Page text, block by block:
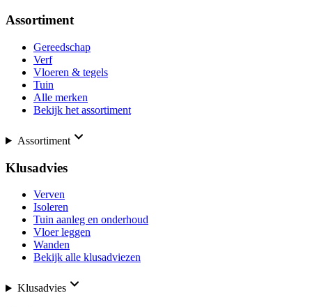
Assortiment
Gereedschap
Verf
Vloeren & tegels
Tuin
Alle merken
Bekijk het assortiment
Assortiment
Klusadvies
Verven
Isoleren
Tuin aanleg en onderhoud
Vloer leggen
Wanden
Bekijk alle klusadviezen
Klusadvies